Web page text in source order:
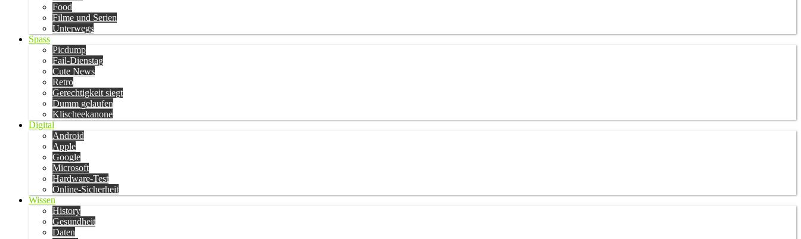
Food
Filme und Serien
Unterwegs
Spass
Picdump
Fail-Dienstag
Cute News
Retro
Gerechtigkeit siegt
Dumm gelaufen
Klischeekanone
Digital
Android
Apple
Google
Microsoft
Hardware-Test
Online-Sicherheit
Wissen
History
Gesundheit
Daten